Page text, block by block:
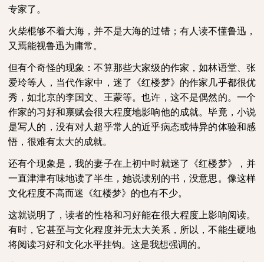
专家了。
火柴棍够不着大海，并不是大海的过错；有人读不懂鲁迅，
又焉能视鲁迅为庸常。
但有个奇怪的现象：不算那些大家级的作家，如林语堂、张
爱玲等人，当代作家中，迷了《红楼梦》的作家几乎都很优
秀，如北京的李国文、王蒙等。也许，这不是偶然的。一个
作家的习好和禀赋会很大程度地影响他的成就。毕竟，小说
是写人的，没有对人超乎常人的近乎病态或特异的体验和感
悟，很难有太大的成就。
还有个现象是，我的妻子在上初中时就迷了《红楼梦》，并
一直津津有味地读了半生，她说读别的书，没意思。像这样
文化程度不高而迷《红楼梦》的也有不少。
这就说明了，读者的性格和习好能在很大程度上影响阅读。
有时，它甚至与文化程度并无太大关系，所以，不能生硬地
将阅读习好和文化水平挂钩。这是我想强调的。